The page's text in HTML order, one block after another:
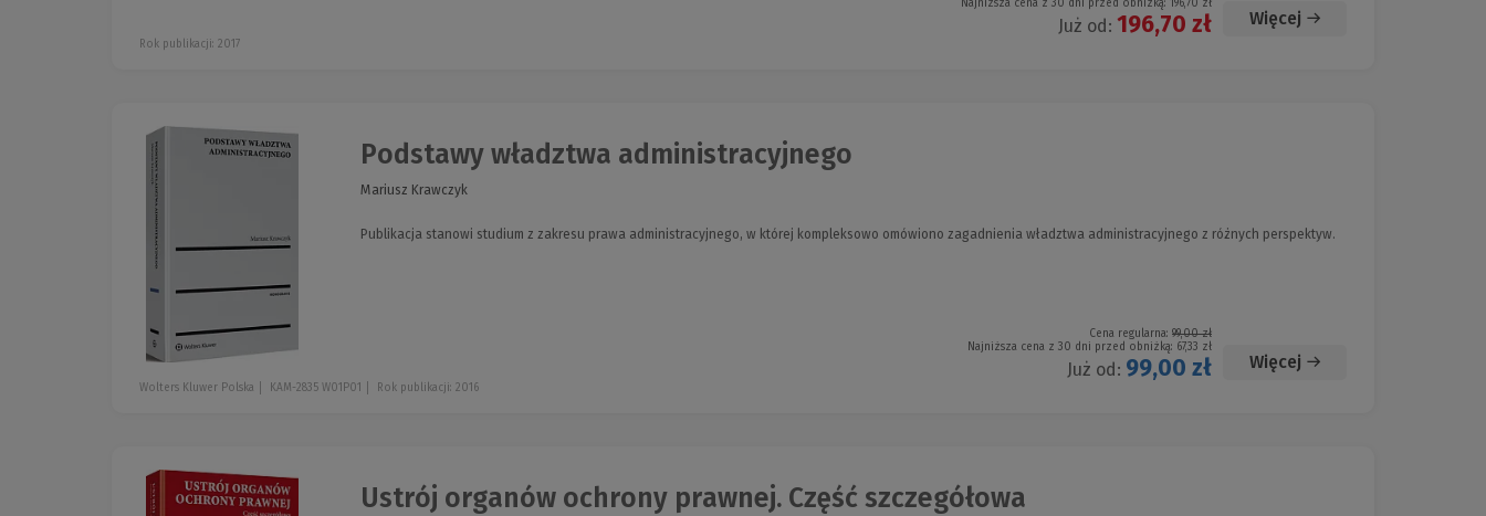
Najniższa cena z 30 dni przed obniżką: 196,70 zł
Już od: 196,70 zł Więcej
Rok publikacji: 2017
Podstawy władztwa administracyjnego
Mariusz Krawczyk
Publikacja stanowi studium z zakresu prawa administracyjnego, w której kompleksowo omówiono zagadnienia władztwa administracyjnego z różnych perspektyw.
Cena regularna: 99,00 zł
Najniższa cena z 30 dni przed obniżką: 67,33 zł
Już od: 99,00 zł Więcej
Wolters Kluwer Polska KAM-2835 W01P01 Rok publikacji: 2016
Ustrój organów ochrony prawnej. Część szczegółowa